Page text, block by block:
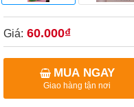
Giá: 60.000₫
MUA NGAY
Giao hàng tận nơi